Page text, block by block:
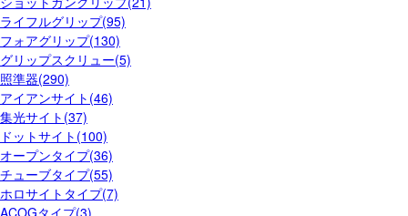
ライフルグリップ(95)
フォアグリップ(130)
グリップスクリュー(5)
照準器(290)
アイアンサイト(46)
集光サイト(37)
ドットサイト(100)
オープンタイプ(36)
チューブタイプ(55)
ホロサイトタイプ(7)